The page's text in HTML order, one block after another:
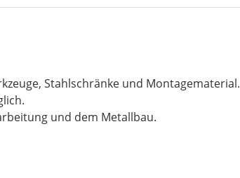
Stahlschränke und Montagematerial.
und dem Metallbau.